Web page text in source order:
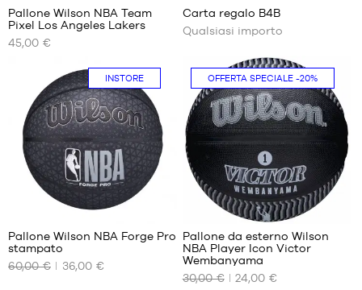
I
NOSTRI
DISPONIBILI
dimensione
7
Pallone Wilson NBA Team
Pixel Los Angeles Lakers
45,00 €
Acquista
Carta regalo B4B
Qualsiasi importo
INSTORE
I
NOSTRI
2
Pallone Wilson NBA Forge Pro
stampato
60,00 €
36,00 €
OFFERTA SPECIALE -20%
I
FORMATI
Pallone da esterno Wilson
NBA Player Icon Victor
Wembanyama
30,00 €
24,00 €